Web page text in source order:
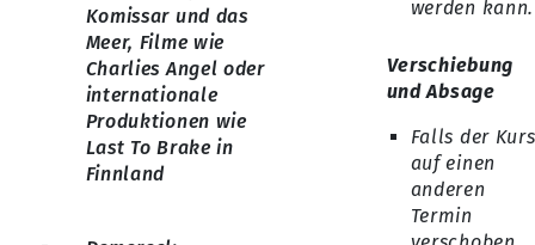
Komissar und das
Meer, Filme wie
Charlies Angel oder
internationale
Produktionen wie
Last To Brake in
Finnland
werden kann.
Verschiebung
und Absage
Falls der Kurs
auf einen
anderen
Termin